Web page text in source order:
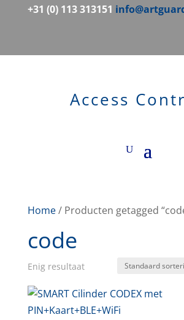
+31 (0) 113 313151
Access
Home/ Producten getagged
code
Enig resultaat